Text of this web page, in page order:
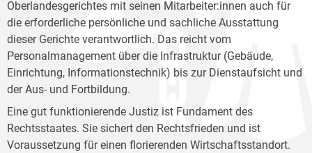
Oberlandesgerichtes mit seinen Mitarbeiter:innen auch für
die erforderliche persönliche und sachliche Ausstattung
dieser Gerichte verantwortlich. Das reicht vom
Personalmanagement über die Infrastruktur (Gebäude,
Einrichtung, Informationstechnik) bis zur Dienstaufsicht und
der Aus- und Fortbildung.
Eine gut funktionierende Justiz ist Fundament des
Rechtsstaates. Sie sichert den Rechtsfrieden und ist
Voraussetzung für einen florierenden Wirtschaftsstandort.